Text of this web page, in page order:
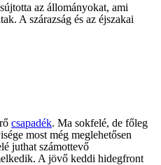
az állományokat, ami
A szárazság és az éjszakai
csapadék. Ma sokfelé, de főleg
most még meglehetősen
juthat számottevő
A jövő keddi hidegfront